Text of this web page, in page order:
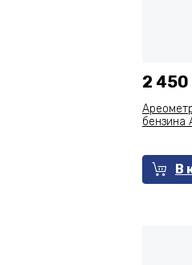
2 450
бензина
В